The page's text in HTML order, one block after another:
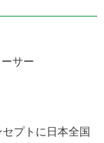
サー
セプトに日本全国